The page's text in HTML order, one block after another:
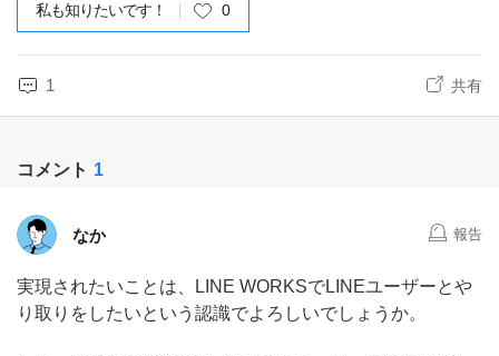
私も知りたいです！ 0
1 共有
コメント 1
なか 報告
実現されたいことは、LINE WORKSでLINEユーザーとや
り取りをしたいという認識でよろしいでしょうか。